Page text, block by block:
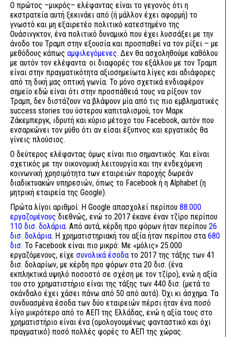
Ο πρώτος –μικρός– ελέφαντας είναι το γεγονός ότι η
εκστρατεία αυτή ξεκινάει από (ή μάλλον έχει αφορμή) το
γνωστό και μη εξαιρετέο πολιτικό κατεστημένο της
Ουάσινγκτον, ένα πολιτικό δυναμικό που έχει λυσσάξει με την
άνοδο του Τραμπ στην εξουσία και προσπαθεί να τον ρίξει – με
μεθόδους κάπως αμφιλεγόμενες. Δεν θα ασχοληθούμε καθόλου
με αυτόν τον ελέφαντα· οι διαφορές του εξάλλου με τον Τραμπ
είναι στην πραγματικότητα αξιοσημείωτα λίγες και αδιάφορες
από τη δική μας οπτική γωνία. Το μόνο σχετικά ενδιαφέρον
σημείο εδώ είναι ότι στην προσπάθειά τους να ρίξουν τον
Τραμπ, δεν διστάζουν να βλάψουν μία από τις πιο εμβληματικές
success stories του ύστερου καπιταλισμού, τον Μαρκ
Ζάκεμπεργκ, ιδρυτή και κύριο μέτοχο του Facebook, αυτόν που
ενσαρκώνει τον μύθο ότι αν είσαι έξυπνος και εργατικός θα
γίνεις πλούσιος.
Ο δεύτερος ελέφαντας όμως είναι πιο σημαντικός. Και είναι
σχετικός με την οικονομική λειτουργία και την ενδεχόμενη
κοινωνική χρησιμότητα των εταιρειών παροχής δωρεάν
διαδικτυακών υπηρεσιών, όπως το Facebook ή η Αlphabet (η
μητρική εταιρεία της Google).
Πρώτα λίγοι αριθμοί: Η Google απασχολεί περίπου 88.000
εργαζομένους διεθνώς, ενώ το 2017 έκανε έναν τζίρο περίπου
110 δισ. δολάρια. Από αυτά, κέρδη προ φόρων ήταν περίπου 26
δισ. δολάρια. Η χρηματιστηριακή του αξία ήταν περίπου στα 680
δισ. Το Facebook είναι πιο μικρό: Με «μόλις» 25.000
εργαζόμενους, είχε συνολικά έσοδα το 2017 της τάξης των 41
δισ. δολαρίων, με κέρδη προ φόρων στα 20 δισ. (ένα
εκπληκτικά υψηλό ποσοστό σε σχέση με τον τζίρο), ενώ η αξία
του στο χρηματιστήριο είναι της τάξης των 440 δισ. (μετά το
σκάνδαλο έχει χάσει πάνω από 50 από αυτά). Όχι κι άσχημα. Τα
συνδυασμένα έσοδα των δύο εταιρειών πέρσι ήταν ένα ποσό
λίγο μικρότερο από το ΑΕΠ της Ελλάδας, ενώ η αξία τους στο
χρηματιστήριο είναι ένα (ομολογουμένως φανταστικό και όχι
πραγματικό) ποσό πολλές φορές το ΑΕΠ της χώρας.